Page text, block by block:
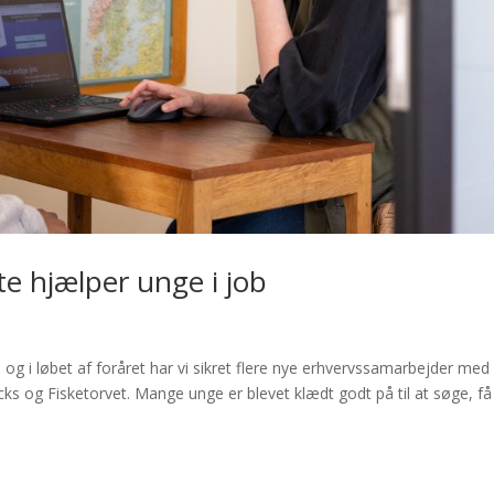
hjælper unge i job
i løbet af foråret har vi sikret flere nye erhvervssamarbejder med
og Fisketorvet. Mange unge er blevet klædt godt på til at søge,